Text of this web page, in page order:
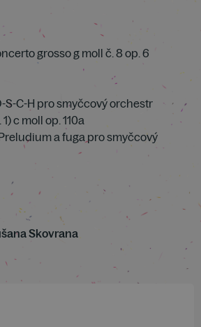
grosso g moll č. 8 op. 6
S-C-H pro smyčcový orchestr
c moll op. 110a
a fuga pro smyčcový
Skovrana